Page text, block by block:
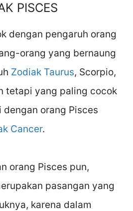
PISCES
dengan pengaruh orang
orang yang bernaung
Zodiak Taurus, Scorpio,
tetapi yang paling cocok
dengan orang Pisces
Cancer.
orang Pisces pun,
pasangan yang
karena dalam